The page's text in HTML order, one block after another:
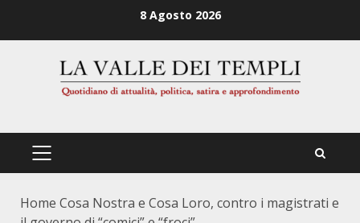
8 Agosto 2026
PRIMÄRES
Home Cosa Nostra e Cosa Loro, contro i magistrati e